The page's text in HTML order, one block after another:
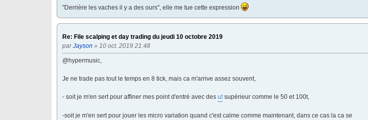
"Derrière les vaches il y a des ours", elle me tue cette expression
Re: File scalping et day trading du jeudi 10 octobre 2019
parJayson » 10 oct. 2019 21:48
@hypermusic,
Je ne trade pas tout le temps en 8 tick, mais ca m'arrive assez souvent,
- soit je m'en sert pour affiner mes point d'entré avec des utsupérieur comme le 50 et 100t,
-soit je m'en sert pour jouer les micro variation quand c'est calme comme maintenant, dans ce cas la ca se